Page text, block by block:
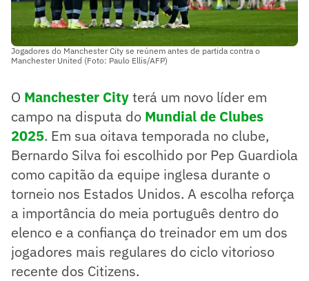
Jogadores do Manchester City se reúnem antes de partida contra o
Manchester United (Foto: Paulo Ellis/AFP)
O Manchester Cityterá um novo líder em
campo na disputa do Mundial de Clubes
2025. Em sua oitava temporada no clube,
Bernardo Silva foi escolhido por Pep Guardiola
como capitão da equipe inglesa durante o
torneio nos Estados Unidos. A escolha reforça
a importância do meia português dentro do
elenco e a confiança do treinador em um dos
jogadores mais regulares do ciclo vitorioso
recente dos Citizens.